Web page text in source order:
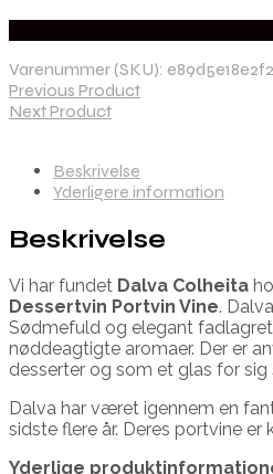
Varenummer (SKU): e89d5e18e2f2
Previous Product
Next Product
Beskrivelse
Yderligere information
Beskrivelse
Vi har fundet Dalva Colheita
Dessertvin Portvin Vine.
Sødmefuld og elegant
nøddeagtigte aromaer. Der er
desserter og som et glas for sig
Dalva har været igennem en
sidste flere år. Deres portvine er
Yderlige